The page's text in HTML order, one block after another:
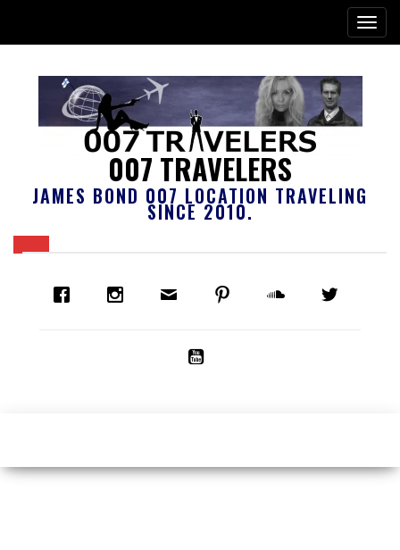
007 TRAVELERS
JAMES BOND 007 LOCATION TRAVELING
SINCE 2010.